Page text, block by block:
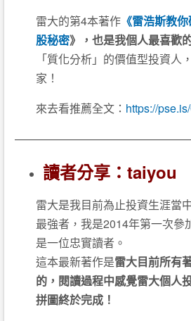
雷大的第4本著作 《雷浩斯教
股秘密》，也是我個人最喜歡
「質化分析」的價值型投資人
家！
來去看推薦全文： https://
讀者分享：taiyou
雷大是我目前為止投資生涯當
最強者，我是2014年第一次參
是一位忠實讀者。
這本最新著作是雷大目前所有
的，閱讀過程中感覺雷大個人
拼圖終於完成！